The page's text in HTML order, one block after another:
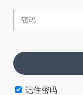
赏
记住密码